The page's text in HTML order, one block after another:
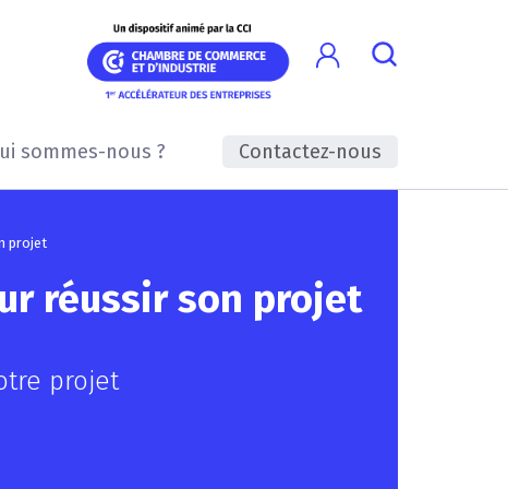
sommes-nous ? Contactez-nous
projet
réussir son projet
projet